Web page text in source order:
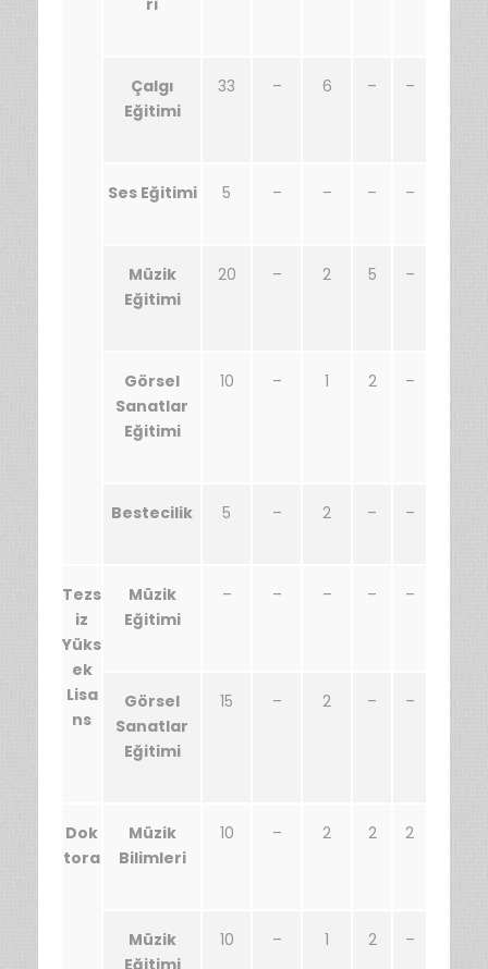
ri
Çalgı
Eğitimi
33 – 6 – –
Ses Eğitimi 5 – – – –
Müzik
Eğitimi
20 – 2 5 –
Görsel
Sanatlar
Eğitimi
10 – 1 2 –
Bestecilik 5 – 2 – –
Tezs
iz
Yüks
ek
Lisa
ns
Müzik
Eğitimi
– – – – –
Görsel
Sanatlar
Eğitimi
15 – 2 – –
Dok
tora
Müzik
Bilimleri
10 – 2 2 2
Müzik
Eğitimi
10 – 1 2 –